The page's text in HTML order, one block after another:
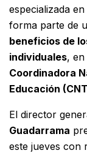
especializada
forma parte de
beneficios de
individuales,
Coordinadora
Educación
El director
Guadarrama
este jueves con